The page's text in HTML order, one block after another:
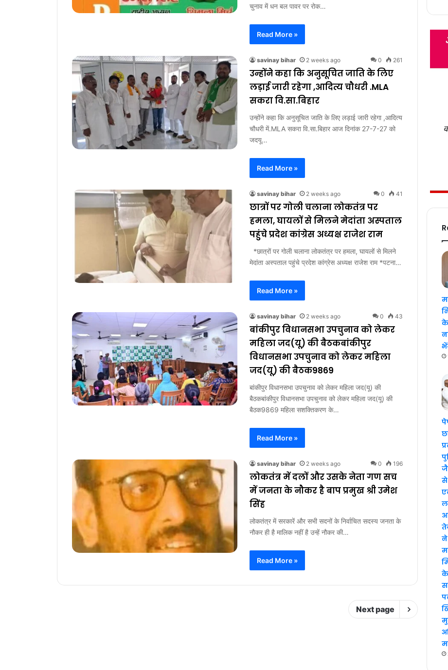
चुनाव में धन बल पावर पर रोक…
Read More »
savinay bihar 2 weeks ago 0 261
उन्होंने कहा कि अनुसूचित जाति के लिए
लड़ाई जारी रहेगा ,आदित्य चौधरी .MLA
सकरा वि.सा.बिहार
उन्होंने कहा कि अनुसूचित जाति के लिए लड़ाई जारी रहेगा ,आदित्य
चौधरी में.MLA सकरा वि.सा.बिहार आज दिनांक 27-7-27 को
जदयू…
Read More »
savinay bihar 2 weeks ago 0 41
छात्रों पर गोली चलाना लोकतंत्र पर
हमला, घायलों से मिलने मेदांता अस्पताल
पहुंचे प्रदेश कांग्रेस अध्यक्ष राजेश राम
*छात्रों पर गोली चलाना लोकतंत्र पर हमला, घायलों से मिलने
मेदांता अस्पताल पहुंचे प्रदेश कांग्रेस अध्यक्ष राजेश राम *पटना…
Read More »
savinay bihar 2 weeks ago 0 43
बांकीपुर विधानसभा उपचुनाव को लेकर
महिला जद(यू) की बैठकबांकीपुर
विधानसभा उपचुनाव को लेकर महिला
जद(यू) की बैठक9869
बांकीपुर विधानसभा उपचुनाव को लेकर महिला जद(यू) की
बैठकबांकीपुर विधानसभा उपचुनाव को लेकर महिला जद(यू) की
बैठक9869 महिला सशक्तिकरण के…
Read More »
savinay bihar 2 weeks ago 0 196
लोकतंत्र में दलों और उसके नेता गण सच
में जनता के नौकर है बाप प्रमुख श्री उमेश
सिंह
लोकतंत्र में सरकारें और सभी सदनों के निर्वाचित सदस्य जनता के
नौकर ही है मालिक नहीं है उन्हें नौकर की…
Read More »
Next page
से
के